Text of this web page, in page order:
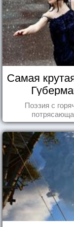
Самая
Поэзия с